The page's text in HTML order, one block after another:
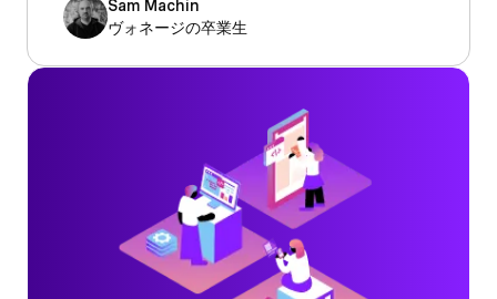
Sam Machin
ヴォネージの卒業生